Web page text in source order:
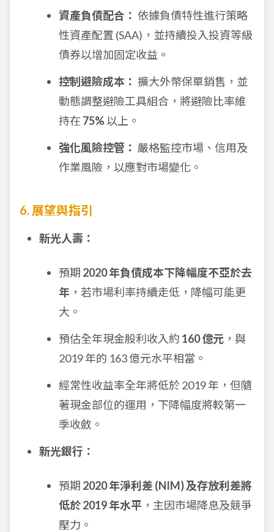
資產負債配合： 依據負債特性進行策略
性資產配置 (SAA)，並持續投入投資等級
債券以增加固定收益。
控制避險成本： 擴大外幣保單銷售，並
動態調整避險工具組合，將避險比率維
持在 75%以上。
強化風險控管： 嚴格監控市場、信用及
作業風險，以應對市場變化。
6. 展望與指引
新光人壽：
預期 2020 年負債成本下降幅度不亞於去
年 ，若市場利率持續走低，降幅可能更
大。
預估全年現金股利收入約 160 億元 ，與
2019 年的 163 億元水平相當。
經常性收益率全年將低於 2019 年，但隨
著現金部位的運用，下降幅度將較第一
季收斂。
新光銀行：
預期 2020 年淨利差 (NIM) 及存放利差將
低於 2019 年水平 ，主因市場降息及競爭
壓力。